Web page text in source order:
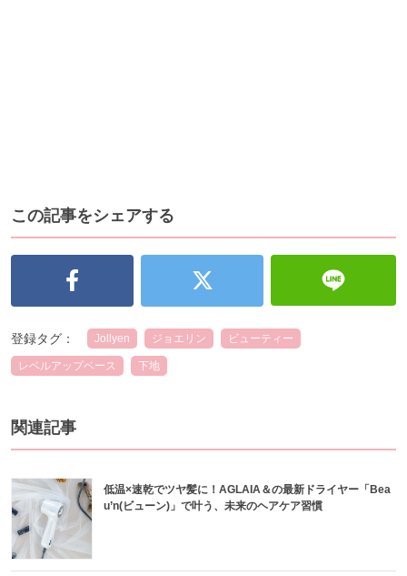
この記事をシェアする
登録タグ： Jollyen ジョエリン ビューティー
レベルアップベース 下地
関連記事
低温×速乾でツヤ髪に！AGLAIA＆の最新ドライヤー「Bea
u’n(ビューン)」で叶う、未来のヘアケア習慣